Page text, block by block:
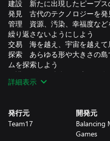
建設 新たに出現したピープス
発見 古代のテクノロジーを発
管理 資源、汚染、幸福度など
繰り返さないようにしよう
交易 海を越え、宇宙を越えて
探索 あらゆる形や大きさの島
ムを探索しよう
保護 銀河を防衛する古代の存
ストーリー
ピープスは何世代もの間地下
太陽の光を肌に受け、足の裏
詳細表示
発行元
Team17
開発元
Balancing
Games